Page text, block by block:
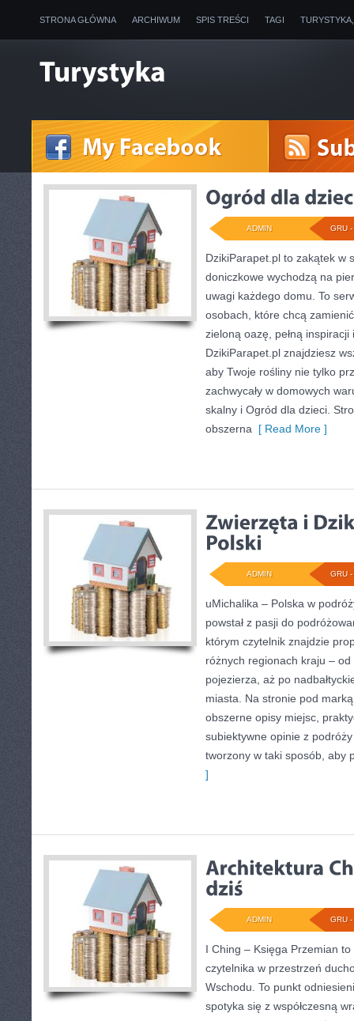
STRONA GŁÓWNA ARCHIWUM SPIS TREŚCI TAGI
GRU
ADMIN
DzikiParapet.pl to zakątek w
doniczkowe wychodzą na
uwagi każdego domu. To
osobach, które chcą
zieloną oazę, pełną
DzikiParapet.pl znajdziesz
aby Twoje rośliny nie tylko
zachwycały w domowych
skalny i Ogród dla dzieci.
obszerna [ Read More ]
GRU
ADMIN
uMichalika – Polska w
powstał z pasji do
którym czytelnik znajdzie
różnych regionach kraju –
pojezierza, aż po
miasta. Na stronie pod
obszerne opisy miejsc,
subiektywne opinie z
tworzony w taki sposób, aby
]
GRU
ADMIN
I Ching – Księga Przemian
czytelnika w przestrzeń
Wschodu. To punkt
spotyka się z współczesną